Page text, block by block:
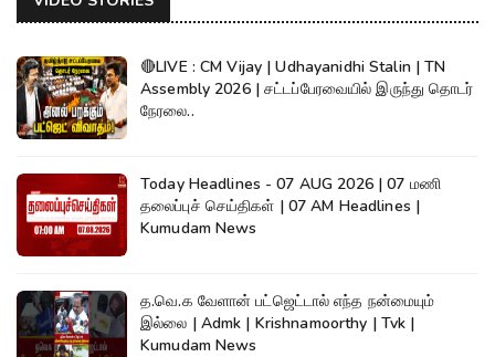
🔴LIVE : CM Vijay | Udhayanidhi Stalin | TN
Assembly 2026 | சட்டப்பேரவையில் இருந்து தொடர்
நேரலை..
Today Headlines - 07 AUG 2026 | 07 மணி
தலைப்புச் செய்திகள் | 07 AM Headlines |
Kumudam News
த.வெ.க வேளான் பட்ஜெட்டால் எந்த நன்மையும்
இல்லை | Admk | Krishnamoorthy | Tvk |
Kumudam News